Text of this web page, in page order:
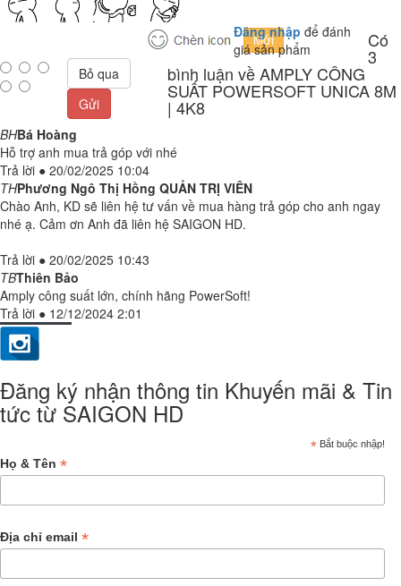
Đăng nhập để đánh
giá sản phẩm
Bỏ qua
Gửi
Có
3
bình luận về AMPLY CÔNG
SUẤT POWERSOFT UNICA 8M
| 4K8
BHBá Hoàng
Hỗ trợ anh mua trả góp với nhé
Trả lời ● 20/02/2025 10:04
THPhương Ngô Thị Hồng QUẢN TRỊ VIÊN
Chào Anh, KD sẽ liên hệ tư vấn về mua hàng trả góp cho anh ngay
nhé ạ. Cảm ơn Anh đã liên hệ SAIGON HD.
Trả lời ● 20/02/2025 10:43
TBThiên Bảo
Amply công suất lớn, chính hãng PowerSoft!
Trả lời ● 12/12/2024 2:01
Đăng ký nhận thông tin Khuyến mãi & Tin
tức từ SAIGON HD
* Bắt buộc nhập!
Họ & Tên *
Địa chỉ email *